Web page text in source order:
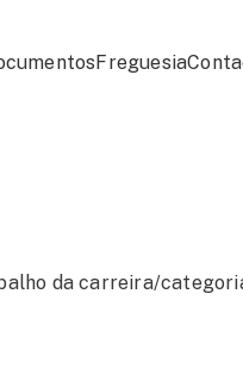
Freguesia
da carreira/